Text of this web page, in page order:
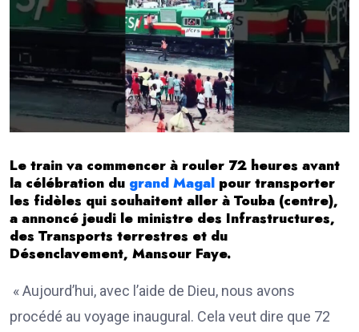
Le train va commencer à rouler 72 heures avant
la célébration du grand Magal pour transporter
les fidèles qui souhaitent aller à Touba (centre),
a annoncé jeudi le ministre des Infrastructures,
des Transports terrestres et du
Désenclavement, Mansour Faye.
« Aujourd’hui, avec l’aide de Dieu, nous avons
procédé au voyage inaugural. Cela veut dire que 72